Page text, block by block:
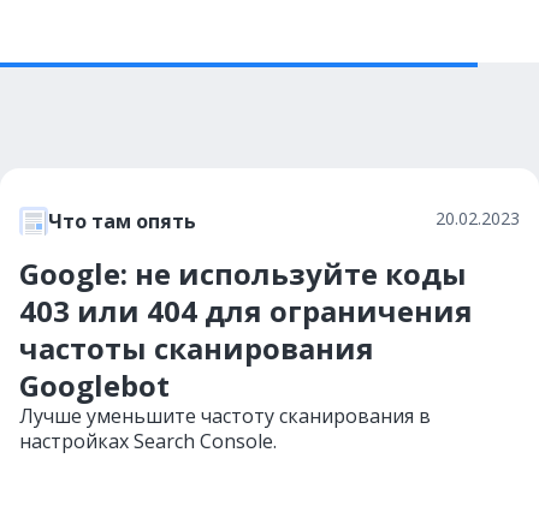
Что там опять 20.02.2023
Google: не используйте коды
403 или 404 для ограничения
частоты сканирования
Googlebot
Лучше уменьшите частоту сканирования в
настройках Search Console.